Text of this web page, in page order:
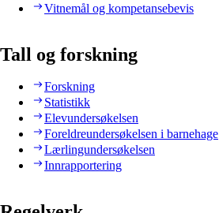
Vitnemål og kompetansebevis
Tall og forskning
Forskning
Statistikk
Elevundersøkelsen
Foreldreundersøkelsen i barnehage
Lærlingundersøkelsen
Innrapportering